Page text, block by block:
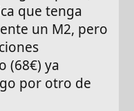
que tenga
un M2, pero
(68€) ya
por otro de